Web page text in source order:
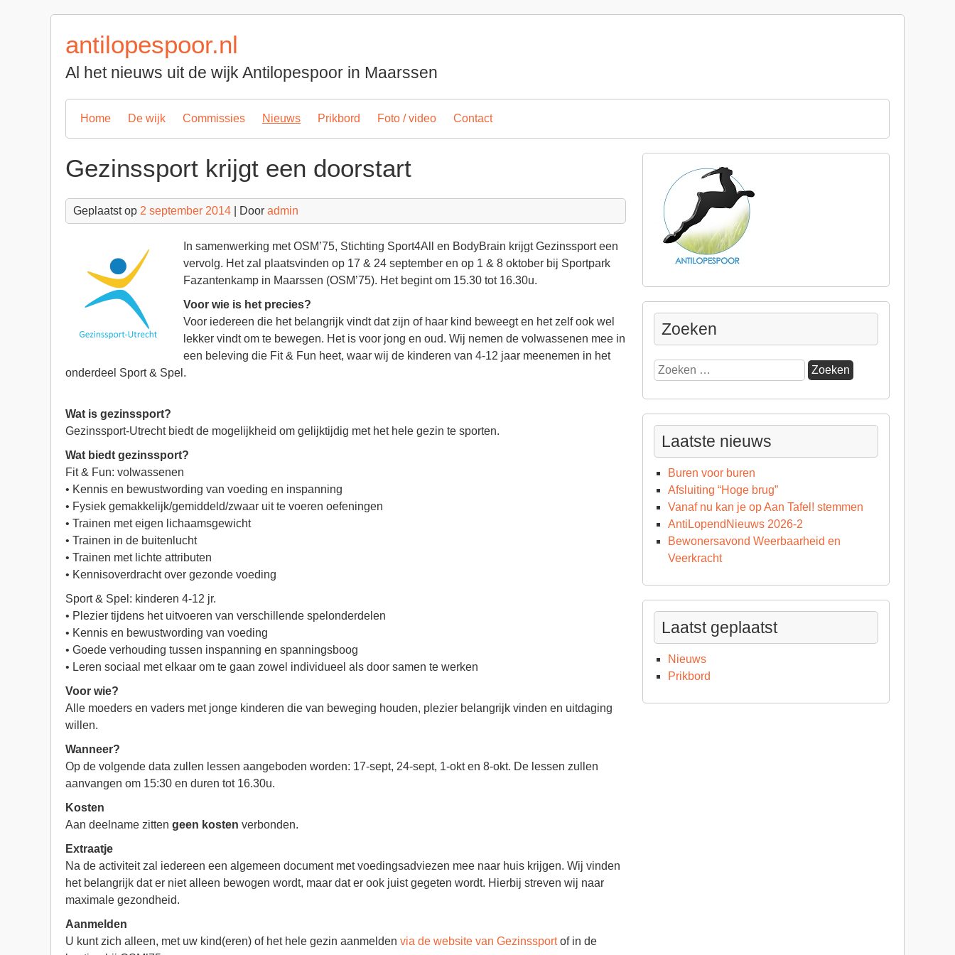
antilopespoor.nl
Al het nieuws uit de wijk Antilopespoor in Maarssen
Home De wijk Commissies Nieuws Prikbord Foto / video Contact
Gezinssport krijgt een doorstart
Geplaatst op 2 september 2014 | Door admin
In samenwerking met OSM’75, Stichting Sport4All en BodyBrain krijgt Gezinssport een
vervolg. Het zal plaatsvinden op 17 & 24 september en op 1 & 8 oktober bij Sportpark
Fazantenkamp in Maarssen (OSM’75). Het begint om 15.30 tot 16.30u.
Voor wie is het precies?
Voor iedereen die het belangrijk vindt dat zijn of haar kind beweegt en het zelf ook wel
lekker vindt om te bewegen. Het is voor jong en oud. Wij nemen de volwassenen mee in
een beleving die Fit & Fun heet, waar wij de kinderen van 4-12 jaar meenemen in het
onderdeel Sport & Spel.
Wat is gezinssport?
Gezinssport-Utrecht biedt de mogelijkheid om gelijktijdig met het hele gezin te sporten.
Wat biedt gezinssport?
Fit & Fun: volwassenen
• Kennis en bewustwording van voeding en inspanning
• Fysiek gemakkelijk/gemiddeld/zwaar uit te voeren oefeningen
• Trainen met eigen lichaamsgewicht
• Trainen in de buitenlucht
• Trainen met lichte attributen
• Kennisoverdracht over gezonde voeding
Sport & Spel: kinderen 4-12 jr.
• Plezier tijdens het uitvoeren van verschillende spelonderdelen
• Kennis en bewustwording van voeding
• Goede verhouding tussen inspanning en spanningsboog
• Leren sociaal met elkaar om te gaan zowel individueel als door samen te werken
Voor wie?
Alle moeders en vaders met jonge kinderen die van beweging houden, plezier belangrijk vinden en uitdaging
willen.
Wanneer?
Op de volgende data zullen lessen aangeboden worden: 17-sept, 24-sept, 1-okt en 8-okt. De lessen zullen
aanvangen om 15:30 en duren tot 16.30u.
Kosten
Aan deelname zitten geen kosten verbonden.
Extraatje
Na de activiteit zal iedereen een algemeen document met voedingsadviezen mee naar huis krijgen. Wij vinden
het belangrijk dat er niet alleen bewogen wordt, maar dat er ook juist gegeten wordt. Hierbij streven wij naar
maximale gezondheid.
Aanmelden
U kunt zich alleen, met uw kind(eren) of het hele gezin aanmelden via de website van Gezinssportof in de
Zoeken
Zoeken
naar:
Laatste nieuws
Buren voor buren
Afsluiting “Hoge brug”
Vanaf nu kan je op Aan Tafel! stemmen
AntiLopendNieuws 2026-2
Bewonersavond Weerbaarheid en
Veerkracht
Laatst geplaatst
Nieuws
Prikbord